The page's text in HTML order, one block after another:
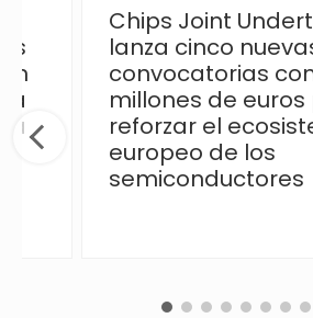
Chips Joint
lanza cinco
convocatorias
millones de
reforzar el
europeo de los
semiconductores